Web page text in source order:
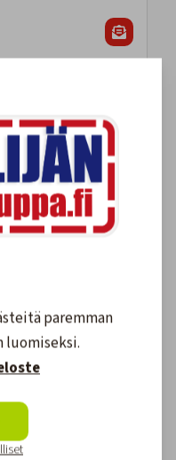
räikkäploki
Ploki Lenkillä
paremman
luomiseksi.